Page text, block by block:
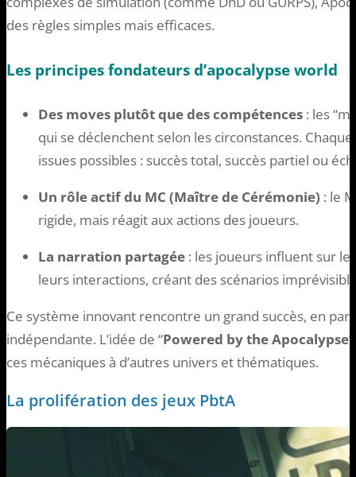
des règles simples mais efficaces.
Les principes fondateurs d’apocalypse world
Des moves plutôt que des compétences : les
qui se déclenchent selon les circonstances.
issues possibles : succès total, succès partiel ou
Un rôle actif du MC (Maître de Cérémonie) : le
rigide, mais réagit aux actions des joueurs.
La narration partagée : les joueurs influent sur
leurs interactions, créant des scénarios
Ce système innovant rencontre un grand succès, en
indépendante. L’idée de “Powered by the Apocalypse
ces mécaniques à d’autres univers et thématiques.
La prolifération des jeux PbtA